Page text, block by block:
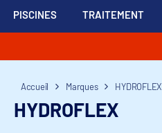
PISCINES TRAITEMENT
Accueil Marques HYDROFLEX
HYDROFLEX